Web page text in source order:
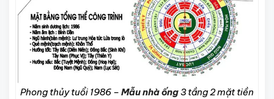
Phong thủy tuổi 1986 – Mẫu nhà ống3 tầng 2 mặt tiền